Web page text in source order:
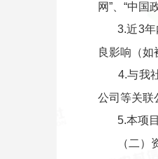
网”、“中国
3.近3
良影响（如
4.与我
公司等关联
5.本项
（二）